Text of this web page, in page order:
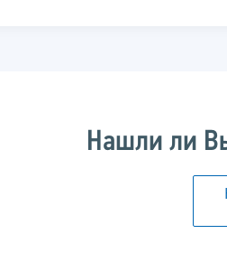
Нашли ли